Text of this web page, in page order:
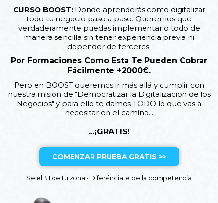
CURSO BOOST:Donde aprenderás como digitalizar
todo tu negocio paso a paso. Queremos que
verdaderamente puedas implementarlo todo de
manera sencilla sin tener experiencia previa ni
depender de terceros.
Por Formaciones Como Esta Te Pueden Cobrar
Fácilmente +2000€.
Pero en BOOST queremos ir más allá y cumplir con
nuestra misión de "Democratizar la Digitalización de los
Negocios" y para ello te damos TODO lo que vas a
necesitar en el camino...
...¡GRATIS!
COMENZAR PRUEBA GRATIS >>
Se el #1 de tu zona • Diferénciate de la competencia